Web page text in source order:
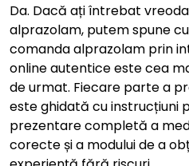
Da. Dacă ați întrebat
alprazolam, putem spune
comanda alprazolam prin
online autentice este cea
de urmat. Fiecare parte a
este ghidată cu instrucțiuni
prezentare completă a
corecte și a modului de a